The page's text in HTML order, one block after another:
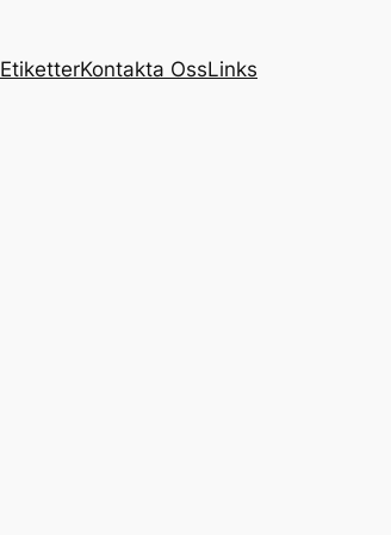
EtiketterKontakta OssLinks